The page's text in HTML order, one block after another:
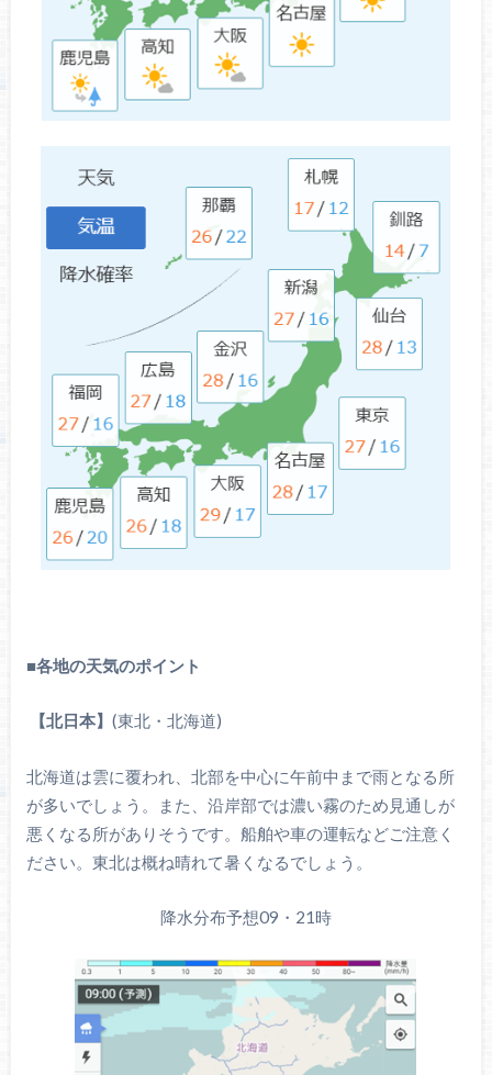
■各地の天気のポイント
【北日本】 (東北・北海道)
北海道は雲に覆われ、北部を中心に午前中まで雨となる所
が多いでしょう。また、沿岸部では濃い霧のため見通しが
悪くなる所がありそうです。船舶や車の運転などご注意く
ださい。東北は概ね晴れて暑くなるでしょう。
降水分布予想09・21時